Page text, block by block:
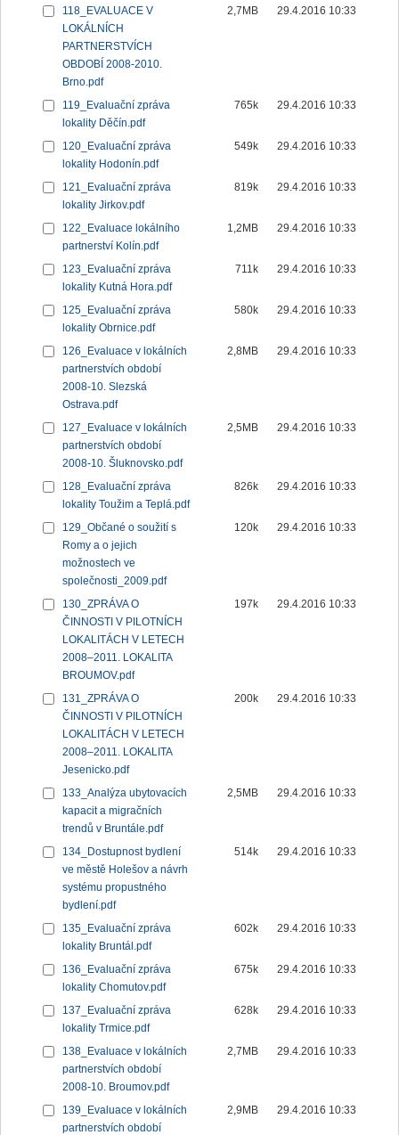
118_EVALUACE V
LOKÁLNÍCH
PARTNERSTVÍCH
OBDOBÍ 2008-2010.
Brno.pdf
2,7MB 29.4.2016 10:33
119_Evaluační zpráva
lokality Děčín.pdf
765k 29.4.2016 10:33
120_Evaluační zpráva
lokality Hodonín.pdf
549k 29.4.2016 10:33
121_Evaluační zpráva
lokality Jirkov.pdf
819k 29.4.2016 10:33
122_Evaluace lokálního
partnerství Kolín.pdf
1,2MB 29.4.2016 10:33
123_Evaluační zpráva
lokality Kutná Hora.pdf
711k 29.4.2016 10:33
125_Evaluační zpráva
lokality Obrnice.pdf
580k 29.4.2016 10:33
126_Evaluace v lokálních
partnerstvích období
2008-10. Slezská
Ostrava.pdf
2,8MB 29.4.2016 10:33
127_Evaluace v lokálních
partnerstvích období
2008-10. Šluknovsko.pdf
2,5MB 29.4.2016 10:33
128_Evaluační zpráva
lokality Toužim a Teplá.pdf
826k 29.4.2016 10:33
129_Občané o soužití s
Romy a o jejich
možnostech ve
společnosti_2009.pdf
120k 29.4.2016 10:33
130_ZPRÁVA O
ČINNOSTI V PILOTNÍCH
LOKALITÁCH V LETECH
2008–2011. LOKALITA
BROUMOV.pdf
197k 29.4.2016 10:33
131_ZPRÁVA O
ČINNOSTI V PILOTNÍCH
LOKALITÁCH V LETECH
2008–2011. LOKALITA
Jesenicko.pdf
200k 29.4.2016 10:33
133_Analýza ubytovacích
kapacit a migračních
trendů v Bruntále.pdf
2,5MB 29.4.2016 10:33
134_Dostupnost bydlení
ve městě Holešov a návrh
systému propustného
bydlení.pdf
514k 29.4.2016 10:33
135_Evaluační zpráva
lokality Bruntál.pdf
602k 29.4.2016 10:33
136_Evaluační zpráva
lokality Chomutov.pdf
675k 29.4.2016 10:33
137_Evaluační zpráva
lokality Trmice.pdf
628k 29.4.2016 10:33
138_Evaluace v lokálních
partnerstvích období
2008-10. Broumov.pdf
2,7MB 29.4.2016 10:33
139_Evaluace v lokálních
partnerstvích období
2,9MB 29.4.2016 10:33